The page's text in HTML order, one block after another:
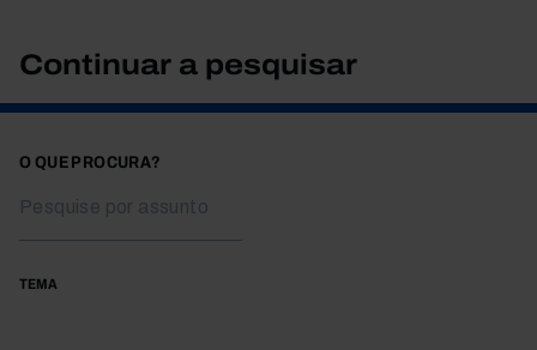
Continuar a pesquisar
O QUE PROCURA?
TEMA